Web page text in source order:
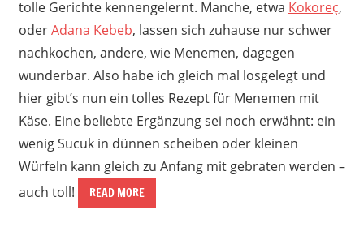
tolle Gerichte kennengelernt. Manche, etwa Kokoreç,
oderAdana Kebeb, lassen sich zuhause nur schwer
nachkochen, andere, wie Menemen, dagegen
wunderbar. Also habe ich gleich mal losgelegt und
hier gibt’s nun ein tolles Rezept für Menemen mit
Käse. Eine beliebte Ergänzung sei noch erwähnt: ein
wenig Sucuk in dünnen scheiben oder kleinen
Würfeln kann gleich zu Anfang mit gebraten werden –
auch toll!
READ MORE